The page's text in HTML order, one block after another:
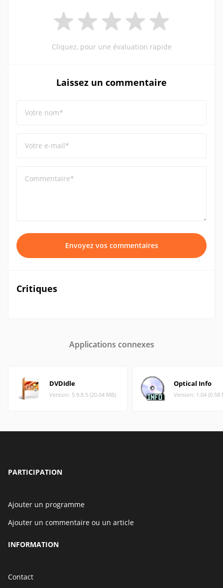
Cliquez, pour une évaluation rapide
Laissez un commentaire
Votre nom*
Votre e-mail*
Commentaire*
Envoyez vos commentaires
Critiques
Applications connexes
DVDIdle
Version: 5.9.8.5 (20.04 MB)
Optical Info
Version: 1.04 (0.58
PARTICIPATION
Ajouter un programme
Ajouter un commentaire ou un article
INFORMATION
Contact